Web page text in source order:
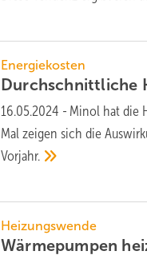
Energiekosten
Durchschnittliche
16.05.2024 - Minol hat die
Mal zeigen sich die
Vorjahr.
Heizungswende
Wärmepumpen